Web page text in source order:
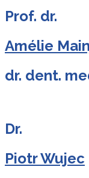
Prof. dr.
Amélie
dr. dent.
Dr.
Piotr Wujec